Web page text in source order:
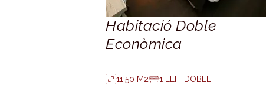
Wifi gratuït
Assecador de
Habitació Doble
Econòmica
11,50 M2 1 LLIT DOBLE